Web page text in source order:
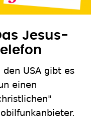
Jesus-
den USA gibt es
einen